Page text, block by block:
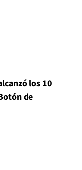
los 10
de